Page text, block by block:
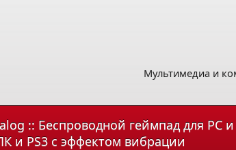
Мультимедиа и
:: Беспроводной геймпад для PC
и PS3 с эффектом вибрации